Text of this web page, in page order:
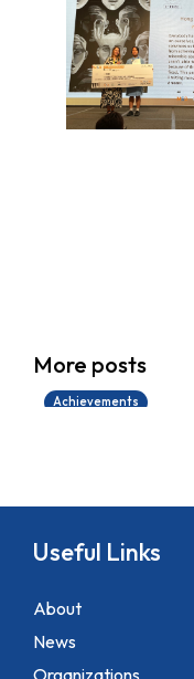
More posts
Achievements
14/07/2026
Useful Links
About
News
Organizations